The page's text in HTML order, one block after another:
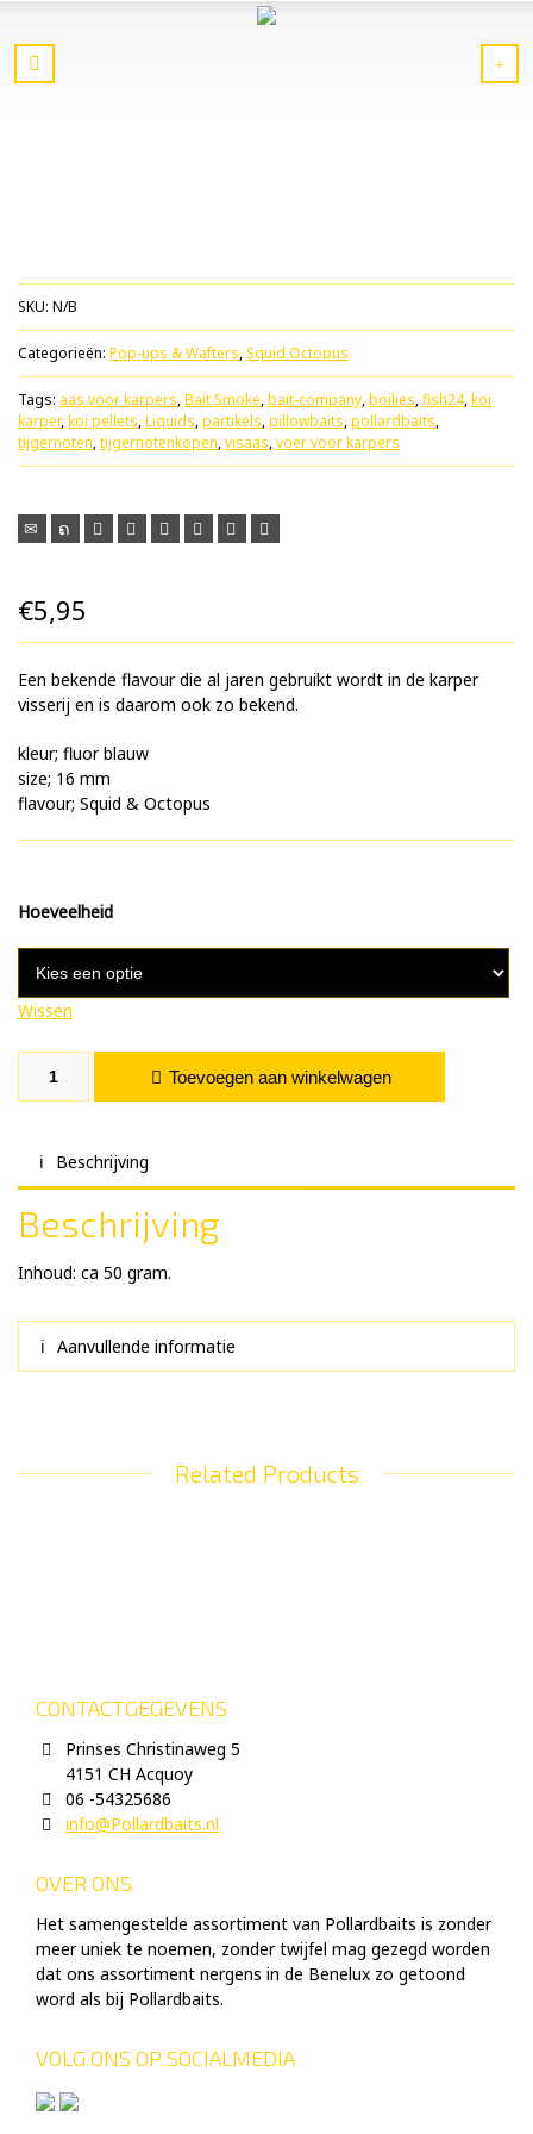
SKU: N/B
Categorieën: Pop-ups & Wafters,Squid Octopus
Tags: aas voor karpers,Bait Smoke,bait-company,boilies,fish24,koi
karper,koi pellets,Liquids,partikels,pillowbaits,pollardbaits,
tijgernoten,tijgernotenkopen,visaas,voer voor karpers
€5,95
Een bekende flavour die al jaren gebruikt wordt in de karper
visserij en is daarom ook zo bekend.
kleur; fluor blauw
size; 16 mm
flavour; Squid & Octopus
Hoeveelheid
Wissen
Squid Octopus Pop-up aantalToevoegen aan winkelwagen
Beschrijving
Beschrijving
Inhoud: ca 50 gram.
Aanvullende informatie
Related Products
CONTACTGEGEVENS
Prinses Christinaweg 5
4151 CH Acquoy
06 -54325686
info@Pollardbaits.nl
OVER ONS
Het samengestelde assortiment van Pollardbaits is zonder
meer uniek te noemen, zonder twijfel mag gezegd worden
dat ons assortiment nergens in de Benelux zo getoond
word als bij Pollardbaits.
VOLG ONS OP SOCIALMEDIA